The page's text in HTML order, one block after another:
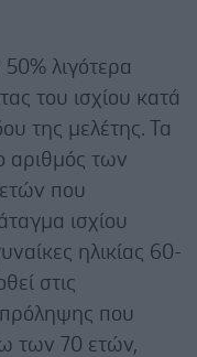
λιγότερα
του ισχίου κατά
της μελέτης. Τα
αριθμός των
που
ισχίου
ηλικίας 60-
στις
που
των 70 ετών,